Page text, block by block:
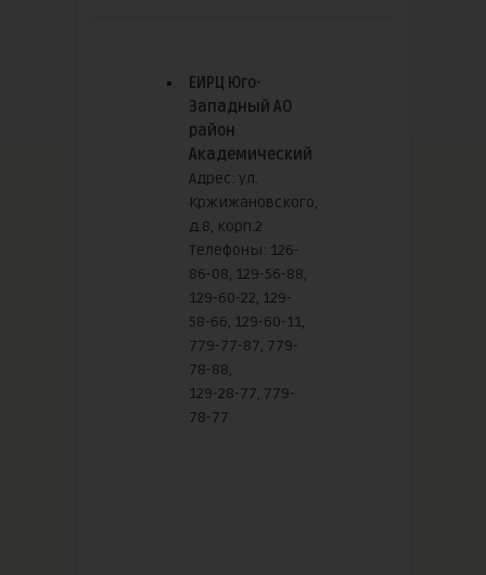
ЕИРЦ Юго-
Западный АО
район
Академический
Адрес: ул.
Кржижановского,
д.8, корп.2
Телефоны: 126-
86-08, 129-56-88,
129-60-22, 129-
58-66, 129-60-11,
779-77-87, 779-
78-88,
129-28-77, 779-
78-77